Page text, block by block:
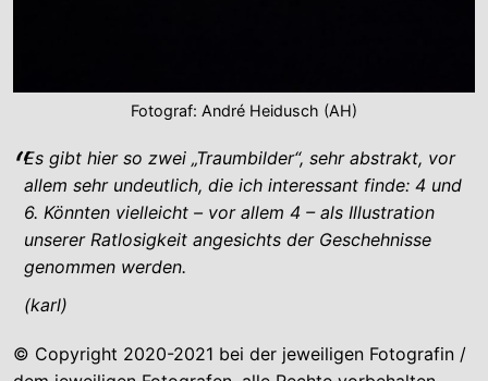
Fotograf: André Heidusch (AH)
Es gibt hier so zwei „Traumbilder“, sehr abstrakt, vor
allem sehr undeutlich, die ich interessant finde: 4 und
6. Könnten vielleicht – vor allem 4 – als Illustration
unserer Ratlosigkeit angesichts der Geschehnisse
genommen werden.
(karl)
© Copyright 2020-2021 bei der jeweiligen Fotografin /